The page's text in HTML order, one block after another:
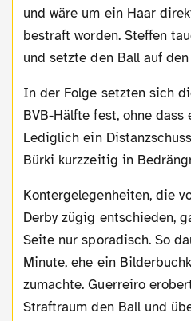
und wäre um ein Haar
bestraft worden. Steffen
und setzte den Ball auf
In der Folge setzten sich die Wolfsburger in der
BVB-Hälfte fest, ohne dass
Lediglich ein
Bürki kurzzeitig in
Kontergelegenheiten, die vor Wochenfrist das
Derby zügig entschieden,
Seite nur sporadisch. So
Minute, ehe ein
zumachte. Guerreiro
Straftraum den Ball und